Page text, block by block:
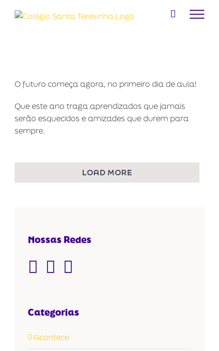
para
O futuro começa agora, no primeiro dia de aula!
Que este ano traga aprendizados que jamais
serão esquecidos e amizades que durem para
sempre.
LOAD MORE
Nossas Redes
Categorias
Acontece